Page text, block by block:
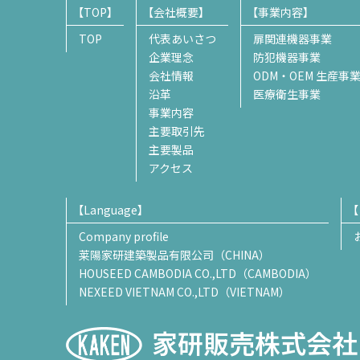
TOP
TOP
会社概要
代表あいさつ
企業理念
会社情報
沿革
事業内容
主要取引先
主要製品
アクセス
事業内容
扉関連機器事業
防犯機器事業
ODM・OEM 生産事業
医療衛生事業
Language
Company profile
莱陽家研建築製品有限公司（CHINA）
HOUSEED CAMBODIA CO.,LTD（CAMBODIA）
NEXEED VIETNAM CO.,LTD（VIETNAM）
家研販売株式会社